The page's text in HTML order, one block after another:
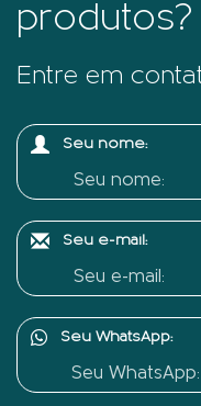
produtos?
Entre em
Seu nome:
Seu e-mail:
Seu WhatsApp: